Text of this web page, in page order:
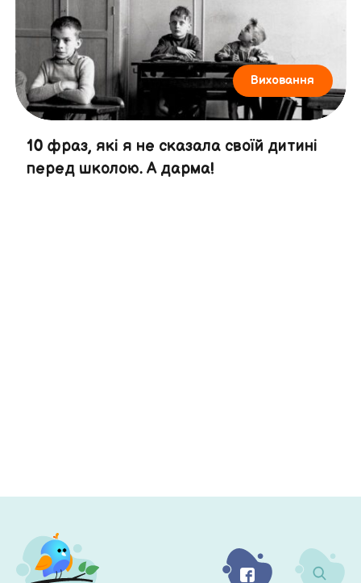
Виховання
10 фраз, які я не сказала своїй дитині
перед школою. А дарма!